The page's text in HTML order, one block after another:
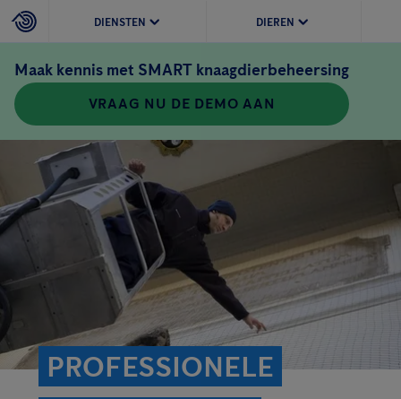
DIENSTEN DIEREN
Maak kennis met SMART knaagdierbeheersing
VRAAG NU DE DEMO AAN
PROFESSIONELE